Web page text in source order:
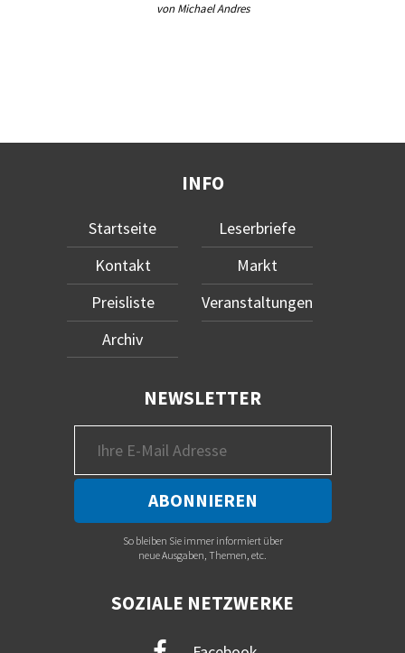
von Michael Andres
INFO
Startseite
Kontakt
Preisliste
Archiv
Leserbriefe
Markt
Veranstaltungen
NEWSLETTER
So bleiben Sie immer informiert über
neue Ausgaben, Themen, etc.
SOZIALE NETZWERKE